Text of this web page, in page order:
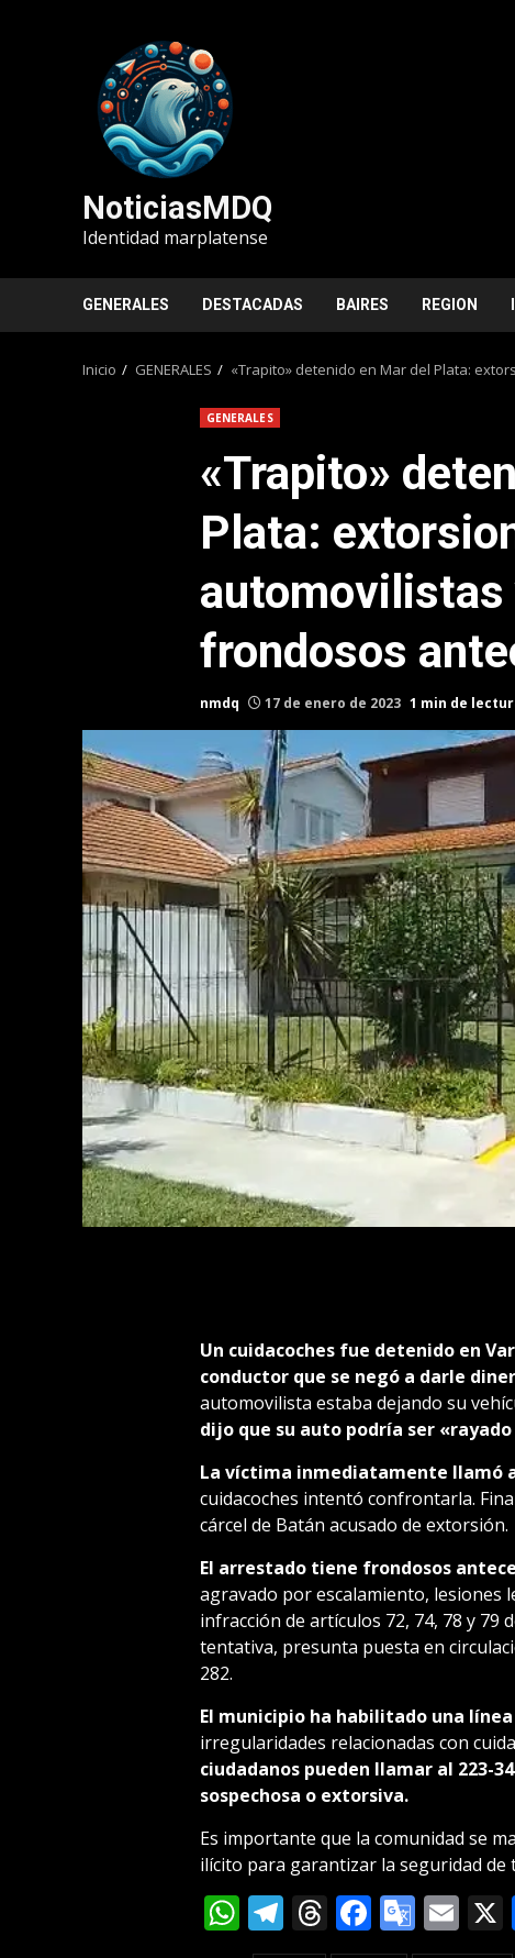
NoticiasMDQ
Identidad marplatense
GENERALES DESTACADAS BAIRES REGION
Inicio GENERALES «Trapito» detenido en Mar del Plata:
GENERALES
«Trapito»
Plata:
automovilistas
frondosos
nmdq 17 de enero de 2023 1 min de
Un cuidacoches fue detenido en
conductor que se negó a darle
automovilista estaba dejando su
dijo que su auto podría ser
La víctima inmediatamente llamó
cuidacoches intentó confrontarla.
cárcel de Batán acusado de extorsión.
El arrestado tiene frondosos
agravado por escalamiento, lesiones
infracción de artículos 72, 74, 78 y 79
tentativa, presunta puesta en
282.
El municipio ha habilitado una
irregularidades relacionadas con
ciudadanos pueden llamar al 223-
sospechosa o extorsiva.
Es importante que la comunidad se
ilícito para garantizar la seguridad de
WhatsApp
Telegram
Threads